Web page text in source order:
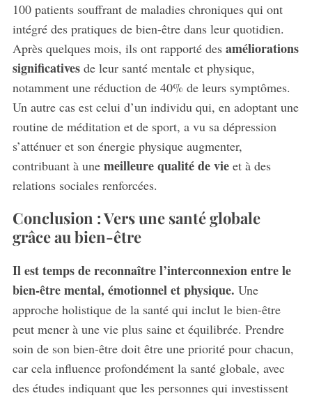
100 patients souffrant de maladies chroniques qui ont
intégré des pratiques de bien-être dans leur quotidien.
Après quelques mois, ils ont rapporté des améliorations
significativesde leur santé mentale et physique,
notamment une réduction de 40% de leurs symptômes.
Un autre cas est celui d’un individu qui, en adoptant une
routine de méditation et de sport, a vu sa dépression
s’atténuer et son énergie physique augmenter,
contribuant à une meilleure qualité de vieet à des
relations sociales renforcées.
Conclusion : Vers une santé globale
grâce au bien-être
Il est temps de reconnaître l’interconnexion entre le
bien-être mental, émotionnel et physique. Une
approche holistique de la santé qui inclut le bien-être
peut mener à une vie plus saine et équilibrée. Prendre
soin de son bien-être doit être une priorité pour chacun,
car cela influence profondément la santé globale, avec
des études indiquant que les personnes qui investissent